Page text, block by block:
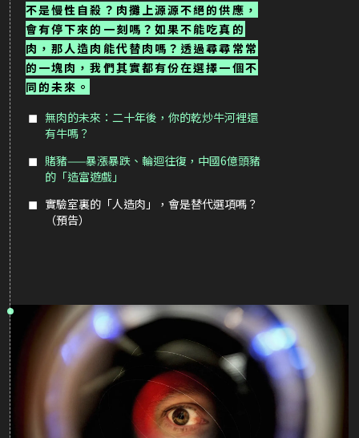
不是慢性自殺？肉攤上源源不絕的供應，
會有停下來的一刻嗎？如果不能吃真的
肉，那人造肉能代替肉嗎？透過尋尋常常
的一塊肉，我們其實都有份在選擇一個不
同的未來。
無肉的未來：二十年後，你的乾炒牛河裡還
有牛嗎？
賭豬——暴漲暴跌、輪迴往復，中國6億頭豬
的「造富遊戲」
實驗室裏的「人造肉」，會是替代選項嗎？
（預告）